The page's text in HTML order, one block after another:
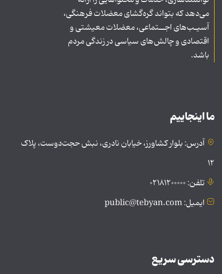
می‌دهد که بتواند گره‌گشای معضلات فرهنگی،
آسیـب‌های اجــتماعی، معضلات معیشتی و
اقتصادی و چالش‌های سیاسی در زندگی مردم
باشد.
ما اینجاییم
آدرس: بلوار کشاورز، خیابان نادری، نبش حجت‌دوست، پلاک
۱۲
تلفن: ۰۲۱۸۱۲۰۰۰۰۰
ایمیل: public@tebyan.com
دسترسی سریع